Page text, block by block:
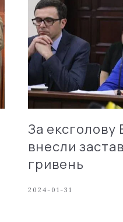
За
внесли
гривень
2024-01-31